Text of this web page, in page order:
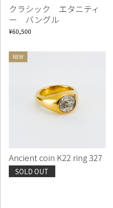
クラシック エタニティ
ー バングル
¥60,500
Ancient coin K22 ring 327
SOLD OUT